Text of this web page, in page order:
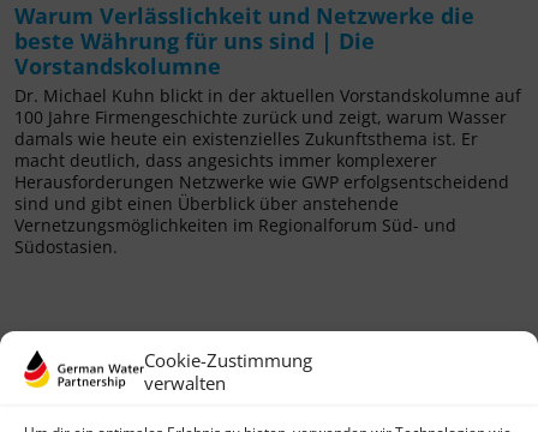
Cookie-Zustimmung
verwalten
Warum Verlässlichkeit und Netzwerke die
beste Währung für uns sind | Die
Vorstandskolumne
Dr. Michael Kuhn blickt in der aktuellen Vorstandskolumne auf
100 Jahre Firmengeschichte zurück und zeigt, warum Wasser
damals wie heute ein existenzielles Zukunftsthema ist. Er
macht deutlich, dass angesichts immer komplexerer
Herausforderungen Netzwerke wie GWP erfolgsentscheidend
sind und gibt einen Überblick über anstehende
Vernetzungsmöglichkeiten im Regionalforum Süd- und
Südostasien.